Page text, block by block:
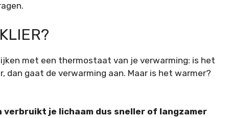
met een thermostaat van je verwarming: is het
gaat de verwarming aan. Maar is het warmer?
je lichaam dus sneller of langzamer